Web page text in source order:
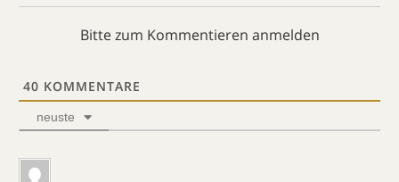
Bitte zum Kommentieren anmelden
40 KOMMENTARE
neuste